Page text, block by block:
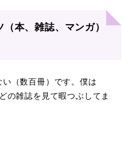
本、雑誌、マンガ）
（数百冊）です。僕は
の雑誌を見て暇つぶしてま